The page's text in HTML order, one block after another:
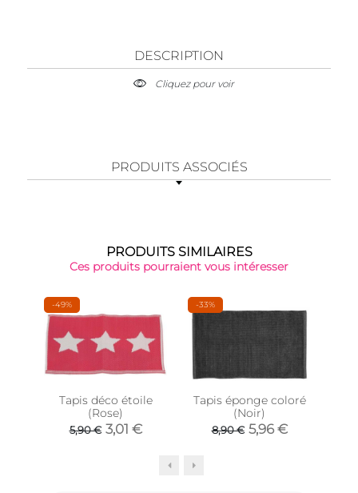
DESCRIPTION
Cliquez pour voir
PRODUITS ASSOCIÉS
PRODUITS SIMILAIRES
Ces produits pourraient vous intéresser
-49%
Tapis déco étoile
(Rose)
5,90 € 3,01 €
-33%
Tapis éponge coloré
(Noir)
8,90 € 5,96 €